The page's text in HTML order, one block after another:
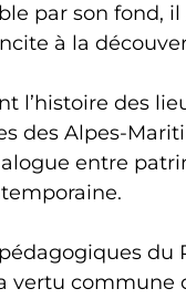
par son fond, il
à la
l’histoire des
des Alpes-
entre
du
vertu commune